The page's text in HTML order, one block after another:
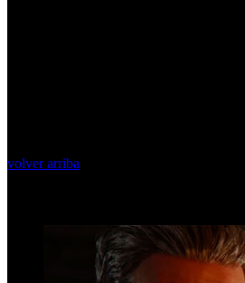
volver arriba